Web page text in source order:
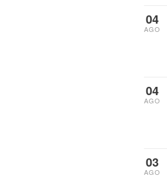
04
AGO
04
AGO
03
AGO